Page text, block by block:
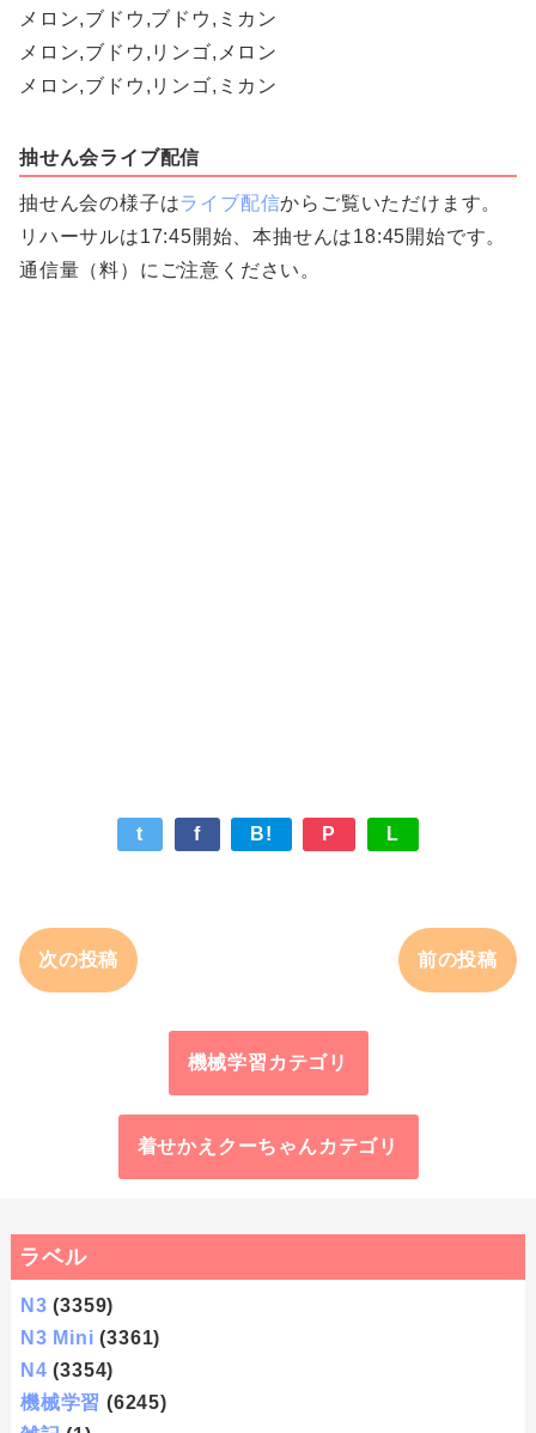
メロン,ブドウ,ブドウ,ミカン
メロン,ブドウ,リンゴ,メロン
メロン,ブドウ,リンゴ,ミカン
抽せん会ライブ配信
抽せん会の様子はライブ配信からご覧いただけます。
リハーサルは17:45開始、本抽せんは18:45開始です。
通信量（料）にご注意ください。
t f B! P L
次の投稿 前の投稿
機械学習カテゴリ
着せかえクーちゃんカテゴリ
ラベル
N3 (3359)
N3 Mini (3361)
N4 (3354)
機械学習 (6245)